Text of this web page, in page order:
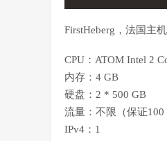
FirstHeberg，法国主
CPU：ATOM Intel 2
内存：4 GB
硬盘：2 * 500 GB
流量：不限（保证100
IPv4：1